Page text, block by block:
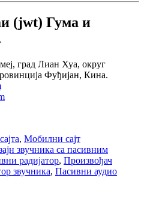
(jwt) Гума и
град Лиан Хуа, округ
Фуђијан, Кина.
, Мобилни сајт
звучника са пасивним
радијатор, Произвођач
звучника, Пасивни аудио